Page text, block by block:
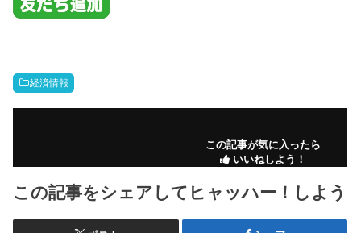
経済情報
この記事が気に入ったら
いいねしよう！
この記事をシェアしてヒャッハー！しよう